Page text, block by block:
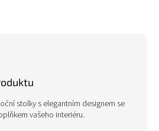
stolky s elegantním designem se
vašeho interiéru.